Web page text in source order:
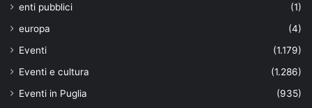
enti pubblici
(1)
europa
(4)
Eventi
(1.179)
Eventi e cultura
(1.286)
Eventi in Puglia
(935)